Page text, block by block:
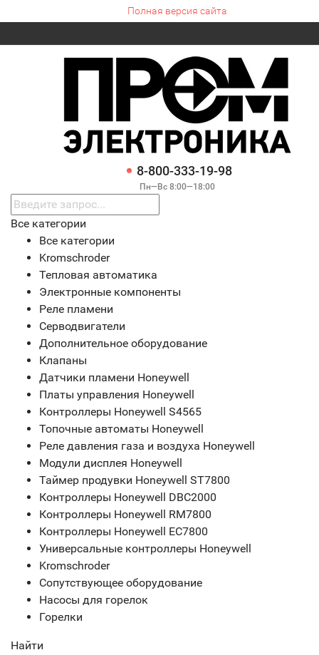
Полная версия сайта
8-800-333-19-98
Пн—Вс 8:00—18:00
Все категории
Все категории
Kromschroder
Тепловая автоматика
Электронные компоненты
Реле пламени
Серводвигатели
Дополнительное оборудование
Клапаны
Датчики пламени Honeywell
Платы управления Honeywell
Контроллеры Honeywell S4565
Топочные автоматы Honeywell
Реле давления газа и воздуха Honeywell
Модули дисплея Honeywell
Таймер продувки Honeywell ST7800
Контроллеры Honeywell DBC2000
Контроллеры Honeywell RM7800
Контроллеры Honeywell EC7800
Универсальные контроллеры Honeywell
Kromschroder
Сопутствующее оборудование
Насосы для горелок
Горелки
Найти